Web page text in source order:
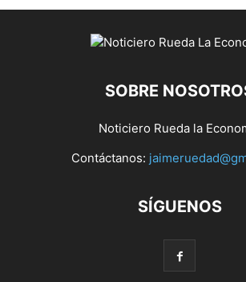
SOBRE
Noticiero Rueda la
Contáctanos:
SÍGUENOS